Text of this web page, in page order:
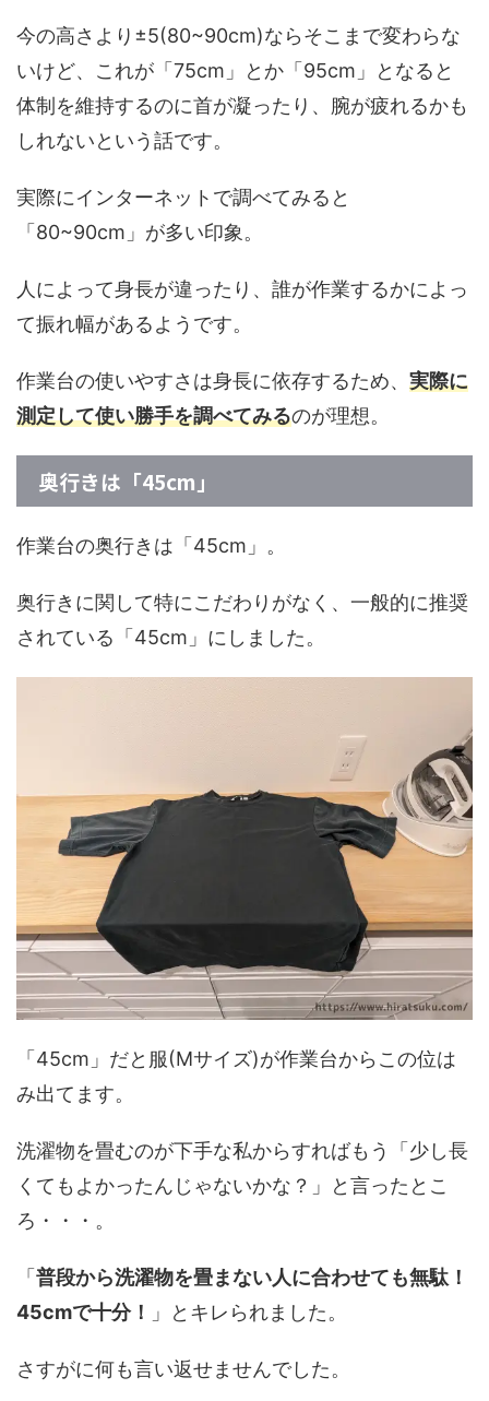
今の高さより±5(80~90cm)ならそこまで変わらな
いけど、これが「75cm」とか「95cm」となると
体制を維持するのに首が凝ったり、腕が疲れるかも
しれないという話です。
実際にインターネットで調べてみると
「80~90cm」が多い印象。
人によって身長が違ったり、誰が作業するかによっ
て振れ幅があるようです。
作業台の使いやすさは身長に依存するため、 実際に
測定して使い勝手を調べてみるのが理想。
奥行きは「45cm」
作業台の奥行きは「45cm」。
奥行きに関して特にこだわりがなく、一般的に推奨
されている「45cm」にしました。
「45cm」だと服(Mサイズ)が作業台からこの位は
み出てます。
洗濯物を畳むのが下手な私からすればもう「少し長
くてもよかったんじゃないかな？」と言ったとこ
ろ・・・。
「 普段から洗濯物を畳まない人に合わせても無駄！
45cmで十分！
」とキレられました。
さすがに何も言い返せませんでした。